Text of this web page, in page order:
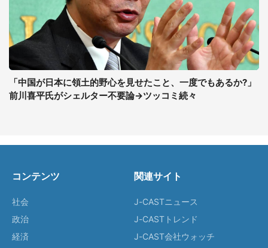
「中国が日本に領土的野心を見せたこと、一度でもあるか?」
前川喜平氏がシェルター不要論→ツッコミ続々
コンテンツ
社会
政治
経済
関連サイト
J-CASTニュース
J-CASTトレンド
J-CAST会社ウォッチ